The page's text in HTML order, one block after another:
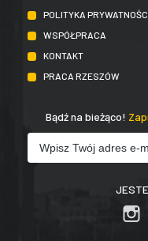
POLITYKA
WSPÓŁPRACA
KONTAKT
PRACA RZESZÓW
Bądź na bieżąco!